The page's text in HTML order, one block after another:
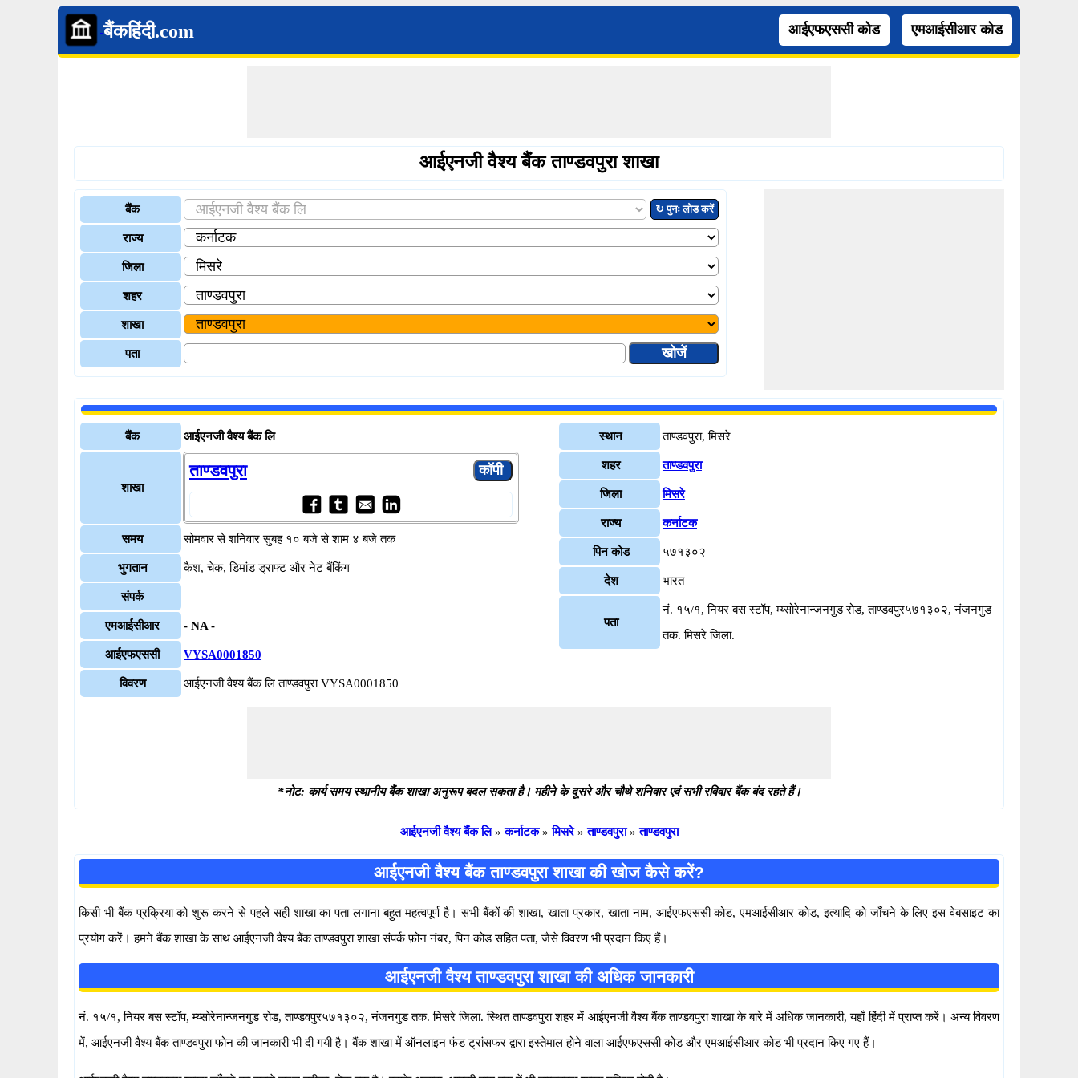
बैंकहिंदी.com आईएफएससी कोड एमआईसीआर कोड
आईएनजी वैश्य बैंक ताण्डवपुरा शाखा
बैंक ↻ पुनः लोड करें
राज्य
जिला
शहर
शाखा
पता
बैंक आईएनजी वैश्य बैंक लि
शाखा
ताण्डवपुरा
समय सोमवार से शनिवार सुबह १० बजे से शाम ४ बजे तक
भुगतान कैश, चेक, डिमांड ड्राफ्ट और नेट बैंकिंग
संपर्क
एमआईसीआर - NA -
आईएफएससी VYSA0001850
विवरण आईएनजी वैश्य बैंक लि ताण्डवपुरा VYSA0001850
स्थान ताण्डवपुरा, मिसरे
शहर ताण्डवपुरा
जिला मिसरे
राज्य कर्नाटक
पिन कोड ५७१३०२
देश भारत
पता
नं. १५/१, नियर बस स्टॉप, म्य्सोरेनान्जनगुड रोड, ताण्डवपुर५७१३०२, नंजनगुड
तक. मिसरे जिला.
*नोट: कार्य समय स्थानीय बैंक शाखा अनुरूप बदल सकता है। महीने के दूसरे और चौथे शनिवार एवं सभी रविवार बैंक बंद रहते हैं।
आईएनजी वैश्य बैंक लि » कर्नाटक » मिसरे » ताण्डवपुरा » ताण्डवपुरा
आईएनजी वैश्य बैंक ताण्डवपुरा शाखा की खोज कैसे करें?
किसी भी बैंक प्रक्रिया को शुरू करने से पहले सही शाखा का पता लगाना बहुत महत्वपूर्ण है। सभी बैंकों की शाखा, खाता प्रकार, खाता नाम, आईएफएससी कोड, एमआईसीआर कोड, इत्यादि को जाँचने के लिए इस वेबसाइट का
प्रयोग करें। हमने बैंक शाखा के साथ आईएनजी वैश्य बैंक ताण्डवपुरा शाखा संपर्क फ़ोन नंबर, पिन कोड सहित पता, जैसे विवरण भी प्रदान किए हैं।
आईएनजी वैश्य ताण्डवपुरा शाखा की अधिक जानकारी
नं. १५/१, नियर बस स्टॉप, म्य्सोरेनान्जनगुड रोड, ताण्डवपुर५७१३०२, नंजनगुड तक. मिसरे जिला. स्थित ताण्डवपुरा शहर में आईएनजी वैश्य बैंक ताण्डवपुरा शाखा के बारे में अधिक जानकारी, यहाँ हिंदी में प्राप्त करें। अन्य विवरण
में, आईएनजी वैश्य बैंक ताण्डवपुरा फोन की जानकारी भी दी गयी है। बैंक शाखा में ऑनलाइन फंड ट्रांसफर द्वारा इस्तेमाल होने वाला आईएफएससी कोड और एमआईसीआर कोड भी प्रदान किए गए हैं।